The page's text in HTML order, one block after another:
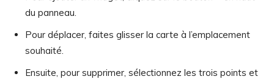
du panneau.
Pour déplacer, faites glisser la carte à l’emplacement
souhaité.
Ensuite, pour supprimer, sélectionnez les trois points et